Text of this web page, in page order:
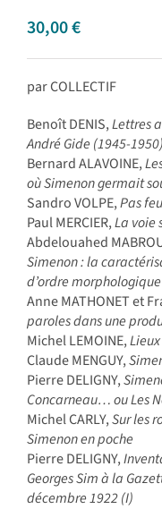
30,00€
par COLLECTIF
Benoît DENIS,Lettres
André Gide (1945-1950)
Bernard ALAVOINE,
où Simenon germait
Sandro VOLPE,Pas
Paul MERCIER,La voie
Abdelouahed
Simenon : la
d’ordre morphologique
Anne MATHONET et
paroles dans une
Michel LEMOINE,
Claude MENGUY,
Pierre DELIGNY,
Concarneau… ou Les
Michel CARLY,Sur les
Simenon en poche
Pierre DELIGNY,
Georges Sim à la
décembre 1922 (I)